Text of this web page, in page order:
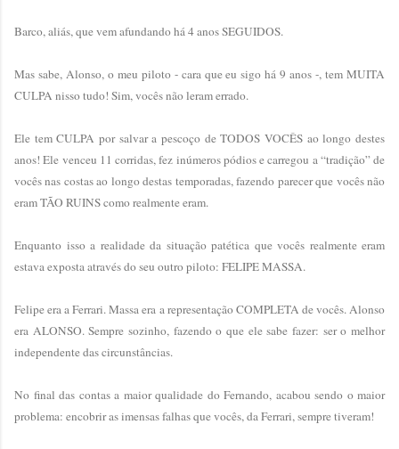
Barco, aliás, que vem afundando há 4 anos SEGUIDOS.
Mas sabe, Alonso, o meu piloto - cara que eu sigo há 9 anos -, tem MUITA
CULPA nisso tudo! Sim, vocês não leram errado.
Ele tem CULPA por salvar a pescoço de TODOS VOCÊS ao longo destes
anos! Ele venceu 11 corridas, fez inúmeros pódios e carregou a “tradição” de
vocês nas costas ao longo destas temporadas, fazendo parecer que vocês não
eram TÃO RUINS como realmente eram.
Enquanto isso a realidade da situação patética que vocês realmente eram
estava exposta através do seu outro piloto: FELIPE MASSA.
Felipe era a Ferrari. Massa era a representação COMPLETA de vocês. Alonso
era ALONSO. Sempre sozinho, fazendo o que ele sabe fazer: ser o melhor
independente das circunstâncias.
No final das contas a maior qualidade do Fernando, acabou sendo o maior
problema: encobrir as imensas falhas que vocês, da Ferrari, sempre tiveram!